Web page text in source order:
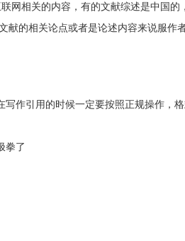
网相关的内容，有的文献综述是中国
的相关论点或者是论述内容来说服作
作引用的时候一定要按照正规操作，